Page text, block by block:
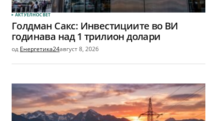
АКТУЕЛНОСВЕТ
Голдман Сакс: Инвестициите во ВИ
годинава над 1 трилион долари
од Енергетика24август 8, 2026